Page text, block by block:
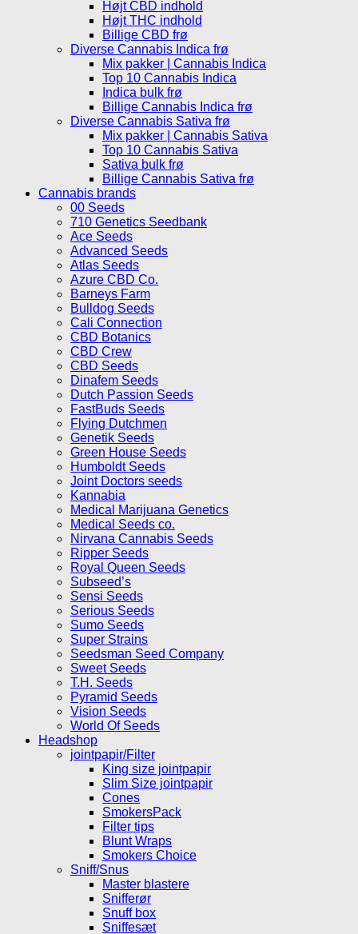
Højt CBD indhold
Højt THC indhold
Billige CBD frø
Diverse Cannabis Indica frø
Mix pakker | Cannabis Indica
Top 10 Cannabis Indica
Indica bulk frø
Billige Cannabis Indica frø
Diverse Cannabis Sativa frø
Mix pakker | Cannabis Sativa
Top 10 Cannabis Sativa
Sativa bulk frø
Billige Cannabis Sativa frø
Cannabis brands
00 Seeds
710 Genetics Seedbank
Ace Seeds
Advanced Seeds
Atlas Seeds
Azure CBD Co.
Barneys Farm
Bulldog Seeds
Cali Connection
CBD Botanics
CBD Crew
CBD Seeds
Dinafem Seeds
Dutch Passion Seeds
FastBuds Seeds
Flying Dutchmen
Genetik Seeds
Green House Seeds
Humboldt Seeds
Joint Doctors seeds
Kannabia
Medical Marijuana Genetics
Medical Seeds co.
Nirvana Cannabis Seeds
Ripper Seeds
Royal Queen Seeds
Subseed’s
Sensi Seeds
Serious Seeds
Sumo Seeds
Super Strains
Seedsman Seed Company
Sweet Seeds
T.H. Seeds
Pyramid Seeds
Vision Seeds
World Of Seeds
Headshop
jointpapir/Filter
King size jointpapir
Slim Size jointpapir
Cones
SmokersPack
Filter tips
Blunt Wraps
Smokers Choice
Sniff/Snus
Master blastere
Snifferør
Snuff box
Sniffesæt